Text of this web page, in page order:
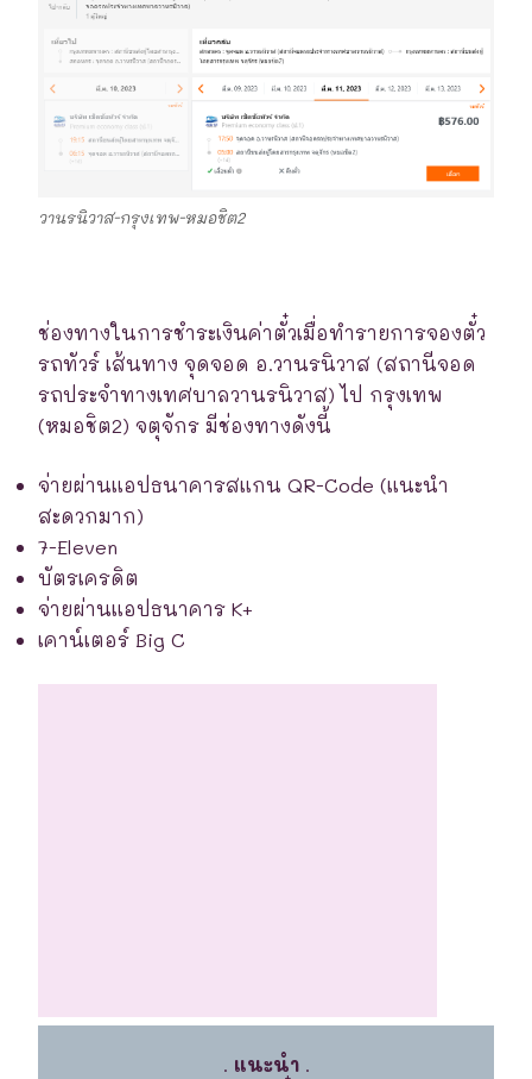
วานรนิวาส-กรุงเทพ-หมอชิต2
ช่องทางในการชำระเงินค่าตั๋วเมื่อทำรายการจองตั๋ว
รถทัวร์ เส้นทาง จุดจอด อ.วานรนิวาส (สถานีจอด
รถประจำทางเทศบาลวานรนิวาส) ไป กรุงเทพ
(หมอชิต2) จตุจักร มีช่องทางดังนี้
จ่ายผ่านแอปธนาคารสแกน QR-Code (แนะนำ
สะดวกมาก)
7-Eleven
บัตรเครดิต
จ่ายผ่านแอปธนาคาร K+
เคาน์เตอร์ Big C
. แนะนำ.